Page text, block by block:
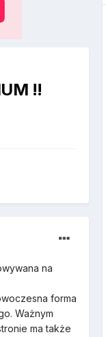
!!
na
forma
Ważnym
ma także